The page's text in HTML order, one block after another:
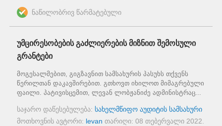
ნაწილობრივ წარმატებული
უმცირესობების გაძლიერების მიზნით შემოსული
გრანტები
მოგესალმებით, გიგზავნით სამსახურის პასუხს თქვენს
წერილთან დაკავშირებით. გთხოვთ იხილოთ მიმაგრებული
ფაილი. პატივისცემით, ლევან ლობჟანიძე ადმინისტრაც...
საჯარო დაწესებულება: სახელმწიფო აუდიტის სამსახური
მოთხოვნის ავტორი: levan თარიღი: 08 თებერვალი 2022